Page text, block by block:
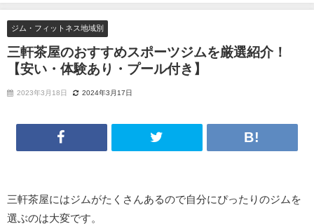
紹介！【安い・体験あり・プール付き】
ジム・フィットネス地域別
三軒茶屋のおすすめスポーツジムを厳選紹介！
【安い・体験あり・プール付き】
2023年3月18日 2024年3月17日
三軒茶屋にはジムがたくさんあるので自分にぴったりのジムを
選ぶのは大変です。